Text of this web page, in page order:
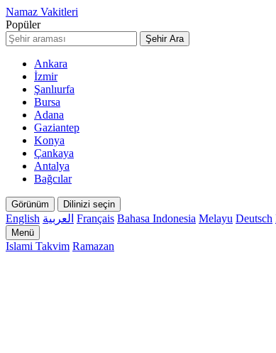
Namaz Vakitleri
Popüler
Şehir Ara
Ankara
İzmir
Şanlıurfa
Bursa
Adana
Gaziantep
Konya
Çankaya
Antalya
Bağcılar
Görünüm Dilinizi seçin
English العربية Français Bahasa Indonesia Melayu Deutsch
Menü
Islami Takvim Ramazan